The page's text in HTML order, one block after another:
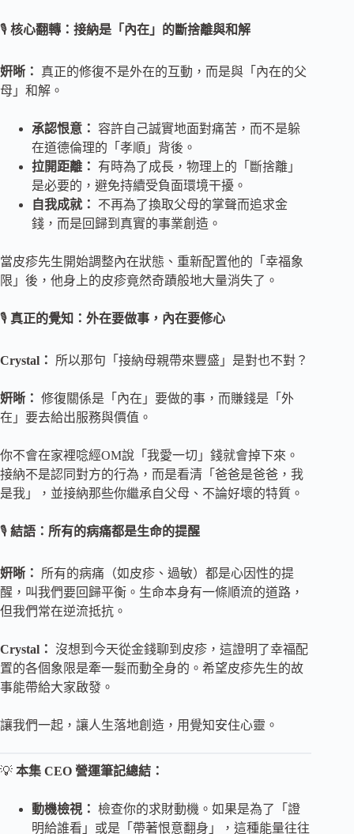
🎙️ 核心翻轉：接納是「內在」的斷捨離與和解
姸晰：
真正的修復不是外在的互動，而是與「內在的父
母」和解。
承認恨意：
容許自己誠實地面對痛苦，而不是躲
在道德倫理的「孝順」背後。
拉開距離：
有時為了成長，物理上的「斷捨離」
是必要的，避免持續受負面環境干擾。
自我成就：
不再為了換取父母的掌聲而追求金
錢，而是回歸到真實的事業創造。
當皮疹先生開始調整內在狀態、重新配置他的「幸福象
限」後，他身上的皮疹竟然奇蹟般地大量消失了。
🎙️ 真正的覺知：外在要做事，內在要修心
Crystal： 所以那句「接納母親帶來豐盛」是對也不對？
姸晰： 修復關係是「內在」要做的事，而賺錢是「外
在」要去給出服務與價值。
你不會在家裡唸經OM說「我愛一切」錢就會掉下來。
接納不是認同對方的行為，而是看清「爸爸是爸爸，我
是我」，並接納那些你繼承自父母、不論好壞的特質。
🎙️ 結語：所有的病痛都是生命的提醒
姸晰：
所有的病痛（如皮疹、過敏）都是心因性的提
醒，叫我們要回歸平衡。生命本身有一條順流的道路，
但我們常在逆流抵抗。
Crystal： 沒想到今天從金錢聊到皮疹，這證明了幸福配
置的各個象限是牽一髮而動全身的。希望皮疹先生的故
事能帶給大家啟發。
讓我們一起，讓人生落地創造，用覺知安住心靈。
💡 本集 CEO 營運筆記總結：
動機檢視： 檢查你的求財動機。如果是為了「證
明給誰看」或是「帶著恨意翻身」，這種能量往往